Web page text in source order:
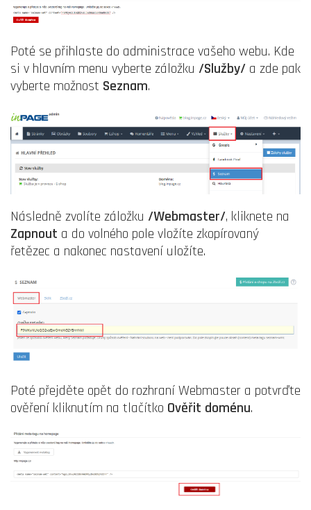
Poté se přihlaste do administrace vašeho webu. Kde
si v hlavním menu vyberte záložku /Služby/ a zde pak
vyberte možnost Seznam.
Následně zvolíte záložku /Webmaster/, kliknete na
Zapnout a do volného pole vložíte zkopírovaný
řetězec a nakonec nastavení uložíte.
Poté přejděte opět do rozhraní Webmaster a potvrďte
ověření kliknutím na tlačítko Ověřit doménu.